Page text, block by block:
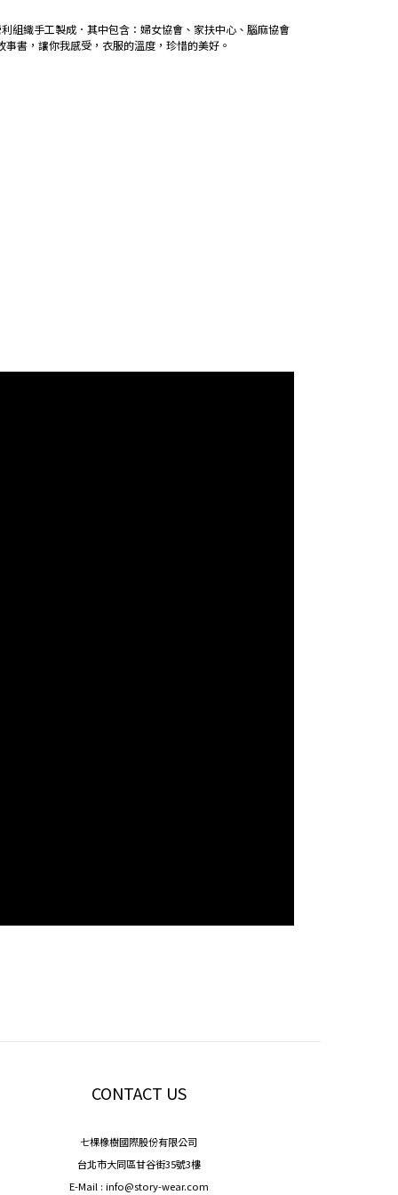
組織手工製成．其中包含：婦女協會、家扶中心、腦麻協會
書，讓你我感受，衣服的溫度，珍惜的美好。
CONTACT US
七棵橡樹國際股份有限公司
台北市大同區甘谷街35號3樓
E-Mail : info@story-wear.com